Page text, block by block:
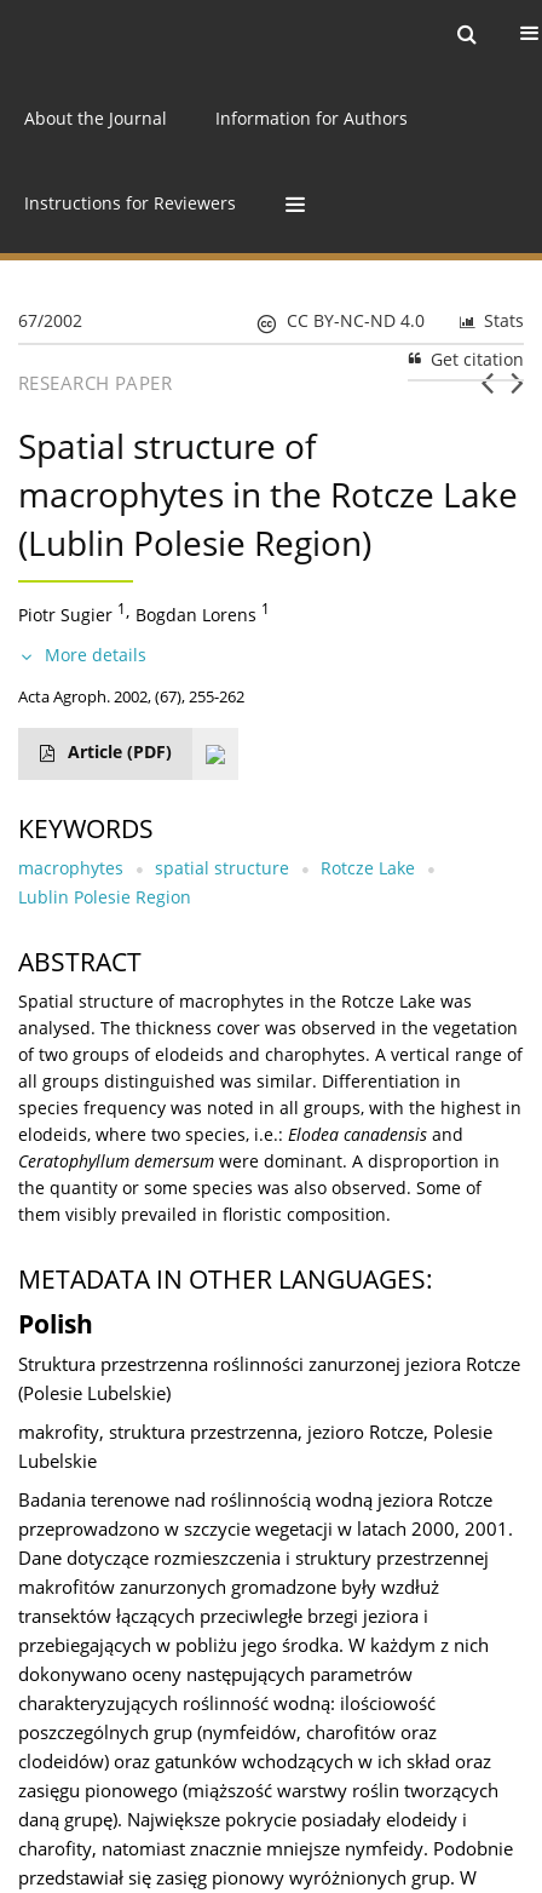
About the Journal Information for Authors
Instructions for Reviewers
67/2002 Stats
CC BY-NC-ND 4.0
Get citation
RESEARCH PAPER
Spatial structure of
macrophytes in the Rotcze Lake
(Lublin Polesie Region)
Piotr Sugier 1, Bogdan Lorens 1
More details
Acta Agroph. 2002, (67), 255-262
Article (PDF)
KEYWORDS
macrophytes spatial structure
Rotcze Lake
Lublin Polesie Region
ABSTRACT
Spatial structure of macrophytes in the Rotcze Lake was
analysed. The thickness cover was observed in the vegetation
of two groups of elodeids and charophytes. A vertical range of
all groups distinguished was similar. Differentiation in
species frequency was noted in all groups, with the highest in
elodeids, where two species, i.e.: Elodea canadensis and
Ceratophyllum demersum were dominant. A disproportion in
the quantity or some species was also observed. Some of
them visibly prevailed in floristic composition.
METADATA IN OTHER LANGUAGES:
Polish
Struktura przestrzenna roślinności zanurzonej jeziora Rotcze
(Polesie Lubelskie)
makrofity, struktura przestrzenna, jezioro Rotcze, Polesie
Lubelskie
Badania terenowe nad roślinnością wodną jeziora Rotcze
przeprowadzono w szczycie wegetacji w latach 2000, 2001.
Dane dotyczące rozmieszczenia i struktury przestrzennej
makrofitów zanurzonych gromadzone były wzdłuż
transektów łączących przeciwległe brzegi jeziora i
przebiegających w pobliżu jego środka. W każdym z nich
dokonywano oceny następujących parametrów
charakteryzujących roślinność wodną: ilościowość
poszczególnych grup (nymfeidów, charofitów oraz
clodeidów) oraz gatunków wchodzących w ich skład oraz
zasięgu pionowego (miąższość warstwy roślin tworzących
daną grupę). Największe pokrycie posiadały elodeidy i
charofity, natomiast znacznie mniejsze nymfeidy. Podobnie
przedstawiał się zasięg pionowy wyróżnionych grup. W